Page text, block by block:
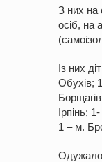
З них на
осіб, на
Із них
Обухів;
Ірпінь;
1 – м.
Одужало